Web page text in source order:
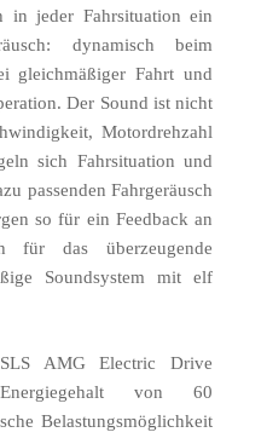
in jeder Fahrsituation ein
dynamisch beim
gleichmäßiger Fahrt und
Der Sound ist nicht
Motordrehzahl
sich Fahrsituation und
passenden Fahrgeräusch
so für ein Feedback an
für das überzeugende
Soundsystem mit elf
AMG Electric Drive
von 60
Belastungsmöglichkeit